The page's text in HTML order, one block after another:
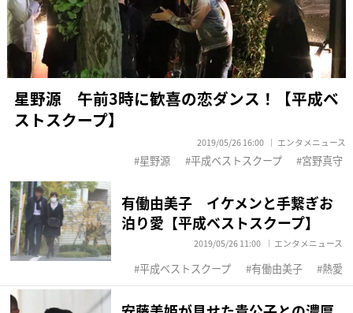
星野源 午前3時に歓喜の恋ダンス！【平成ベ
ストスクープ】
2019/05/26 16:00 エンタメニュース
星野源 平成ベストスクープ 宮野真守
有働由美子 イケメンと手繋ぎお
泊り愛【平成ベストスクープ】
2019/05/26 11:00 エンタメニュース
平成ベストスクープ 有働由美子 熱愛